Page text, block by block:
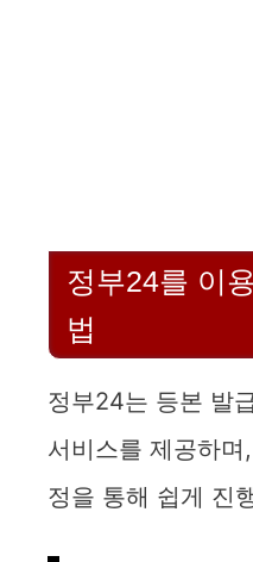
정부24를 이
법
정부24는 등본 발
서비스를 제공하
정을 통해 쉽게 진